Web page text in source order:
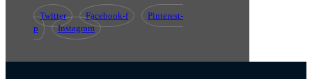
Twitter Facebook-f
Pinterest-
p
Instagram